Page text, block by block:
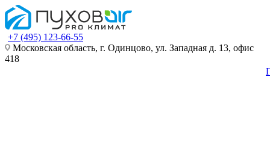
+7 (495) 123-66-55
Московская область, г. Одинцово, ул. Западная д. 13, офис
418